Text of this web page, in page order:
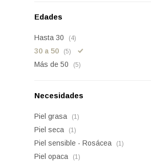
Edades
Hasta 30 (4)
30 a 50 (5)
Más de 50 (5)
Necesidades
Piel grasa (1)
Piel seca (1)
Piel sensible - Rosácea (1)
Piel opaca (1)